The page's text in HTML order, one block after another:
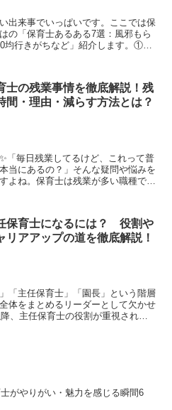
出来事でいっぱいです。ここでは保
の「保育士あるある7選：風邪もら
均行きがちなど」紹介します。①一
士の残業事情を徹底解説！残
間・理由・減らす方法とは？
「毎日残業してるけど、これって普
当にあるの？」そんな疑問や悩みを
よね。保育士は残業が多い職種です
保育士になるには？ 役割や
リアアップの道を徹底解説！
「主任保育士」「園長」という階層
体をまとめるリーダーとして欠かせ
主任保育士の役割が重視され、
がやりがい・魅力を感じる瞬間6